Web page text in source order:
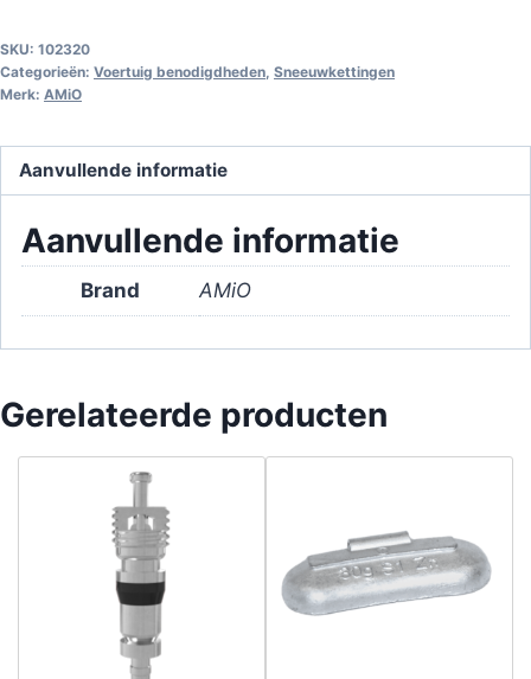
SKU: 102320
Categorieën: Voertuig benodigdheden, Sneeuwkettingen
Merk: AMiO
Aanvullende informatie
Aanvullende informatie
Brand AMiO
Gerelateerde producten